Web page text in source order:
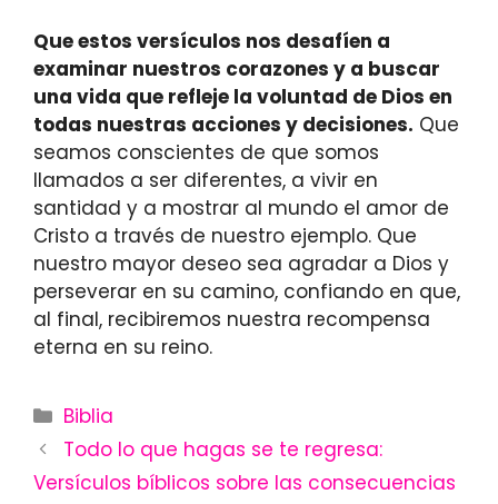
Que estos versículos nos desafíen a
examinar nuestros corazones y a buscar
una vida que refleje la voluntad de Dios en
todas nuestras acciones y decisiones. Que
seamos conscientes de que somos
llamados a ser diferentes, a vivir en
santidad y a mostrar al mundo el amor de
Cristo a través de nuestro ejemplo. Que
nuestro mayor deseo sea agradar a Dios y
perseverar en su camino, confiando en que,
al final, recibiremos nuestra recompensa
eterna en su reino.
Categories
Biblia
Todo lo que hagas se te regresa:
Versículos bíblicos sobre las consecuencias